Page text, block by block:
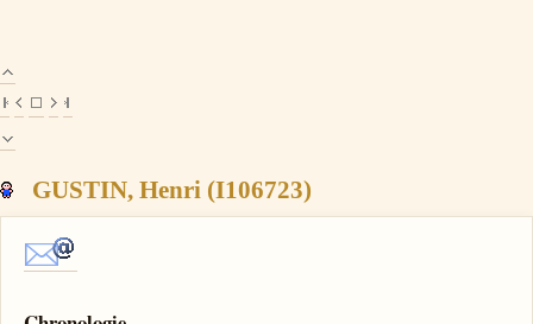
GUSTIN, Henri (I106723)